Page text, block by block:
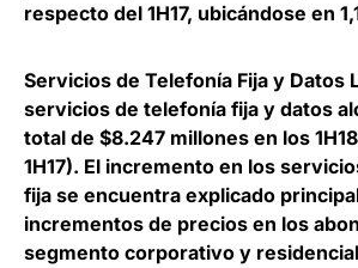
respecto del 1H17, ubicándose en
Servicios de Telefonía Fija y Datos
servicios de telefonía fija y datos
total de $8.247 millones en los
1H17). El incremento en los
fija se encuentra explicado
incrementos de precios en los
segmento corporativo y